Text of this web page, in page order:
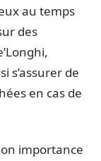
au temps
des
s’assurer de
en cas de
importance